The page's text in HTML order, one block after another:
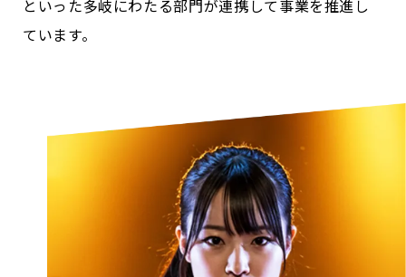
といった多岐にわたる部門が連携して事業を推進し
ています。